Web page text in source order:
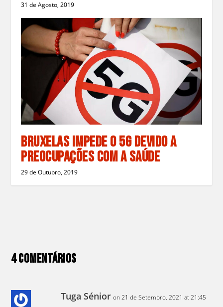
31 de Agosto, 2019
Bruxelas Impede o 5G Devido a
Preocupações Com a Saúde
29 de Outubro, 2019
4 Comentários
Tuga Sénior on 21 de Setembro, 2021 at 21:45